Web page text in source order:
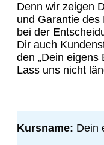
Denn wir zeigen
und Garantie
bei der
Dir auch
den „Dein eigens
Lass uns nicht
Kursname: Dein